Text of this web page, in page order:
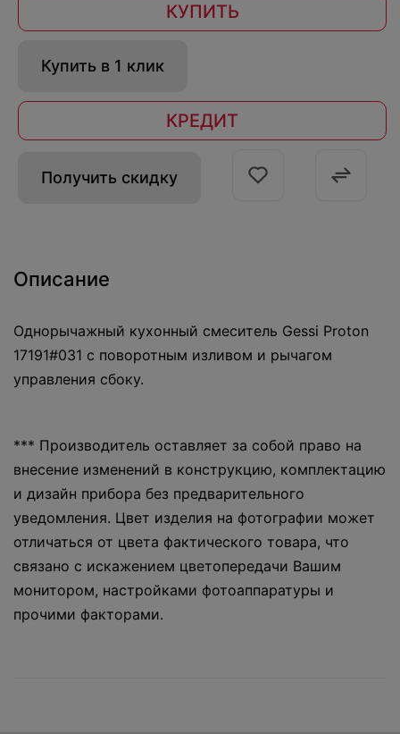
КУПИТЬ
Купить в 1 клик
КРЕДИТ
Получить скидку
Описание
Однорычажный кухонный смеситель Gessi Proton
17191#031 с поворотным изливом и рычагом
управления сбоку.
*** Производитель оставляет за собой право на
внесение изменений в конструкцию, комплектацию
и дизайн прибора без предварительного
уведомления. Цвет изделия на фотографии может
отличаться от цвета фактического товара, что
связано с искажением цветопередачи Вашим
монитором, настройками фотоаппаратуры и
прочими факторами.